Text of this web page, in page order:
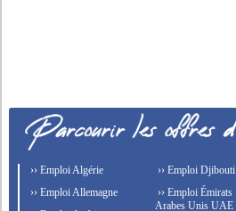
›› Emploi Algérie
›› Emploi Allemagne
›› Emploi Djibouti
›› Emploi Émirats
Arabes Unis UAE